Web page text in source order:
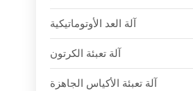
آلة العد الأوتوماتيكية
آلة تعبئة الكرتون
آلة تعبئة الأكياس الجاهزة